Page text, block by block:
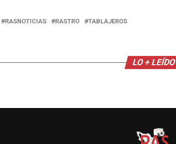
RASNOTICIAS RASTRO TABLAJEROS
LO + LEÍDO